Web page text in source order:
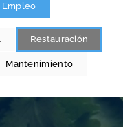
Empleo
Restauración
Mantenimiento